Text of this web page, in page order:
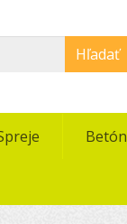
Hľadať
Betón